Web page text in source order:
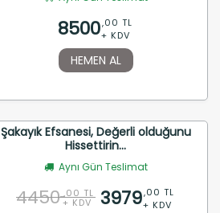
8500,00 TL
+ KDV
HEMEN AL
Şakayık Efsanesi, Değerli olduğunu
Hissettirin...
Aynı Gün Teslimat
4450 ,00 TL
+ KDV 3979,00 TL
+ KDV